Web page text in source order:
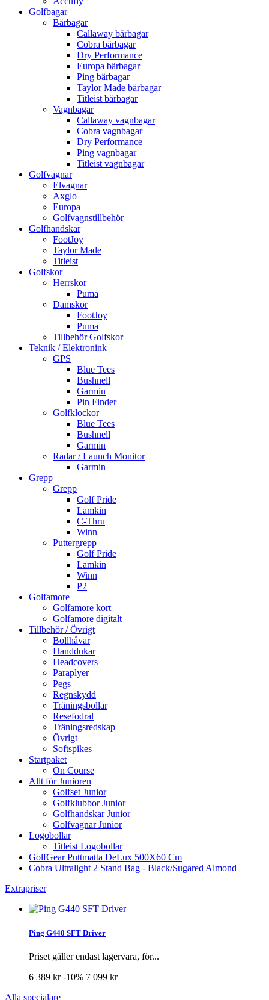
Golfbagar
Bärbagar
Callaway bärbagar
Cobra bärbagar
Dry Performance
Europa bärbagar
Ping bärbagar
Taylor Made bärbagar
Titleist bärbagar
Vagnbagar
Callaway vagnbagar
Cobra vagnbagar
Dry Performance
Ping vagnbagar
Titleist vagnbagar
Golfvagnar
Elvagnar
Axglo
Europa
Golfvagnstillbehör
Golfhandskar
FootJoy
Taylor Made
Titleist
Golfskor
Herrskor
Puma
Damskor
FootJoy
Puma
Tillbehör Golfskor
Teknik / Elektronink
GPS
Blue Tees
Bushnell
Garmin
Pin Finder
Golfklockor
Blue Tees
Bushnell
Garmin
Radar / Launch Monitor
Garmin
Grepp
Grepp
Golf Pride
Lamkin
C-Thru
Winn
Puttergrepp
Golf Pride
Lamkin
Winn
P2
Golfamore
Golfamore kort
Golfamore digitalt
Tillbehör / Övrigt
Bollhåvar
Handdukar
Headcovers
Paraplyer
Pegs
Regnskydd
Träningsbollar
Resefodral
Träningsredskap
Övrigt
Softspikes
Startpaket
On Course
Allt för Junioren
Golfset Junior
Golfklubbor Junior
Golfhandskar Junior
Golfvagnar Junior
Logobollar
Titleist Logobollar
GolfGear Puttmatta DeLux 500X60 Cm
Cobra Ultralight 2 Stand Bag - Black/Sugared Almond
Extrapriser
Ping G440 SFT Driver
Priset gäller endast lagervara, för...
6 389 kr-10% 7 099 kr
Alla specialare